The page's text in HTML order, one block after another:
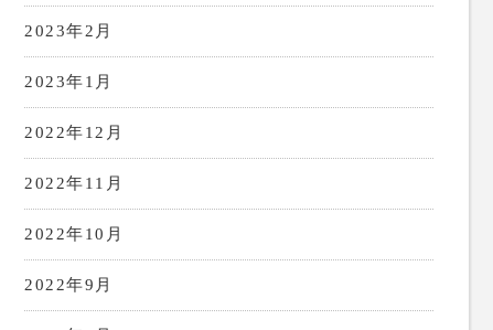
2023年2月
2023年1月
2022年12月
2022年11月
2022年10月
2022年9月